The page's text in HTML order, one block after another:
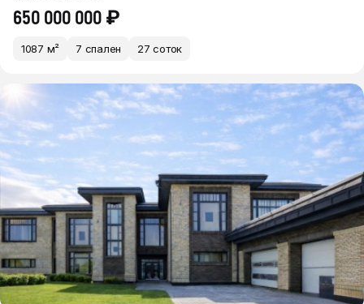
650 000 000 ₽
1087 м² 7 спален 27 соток